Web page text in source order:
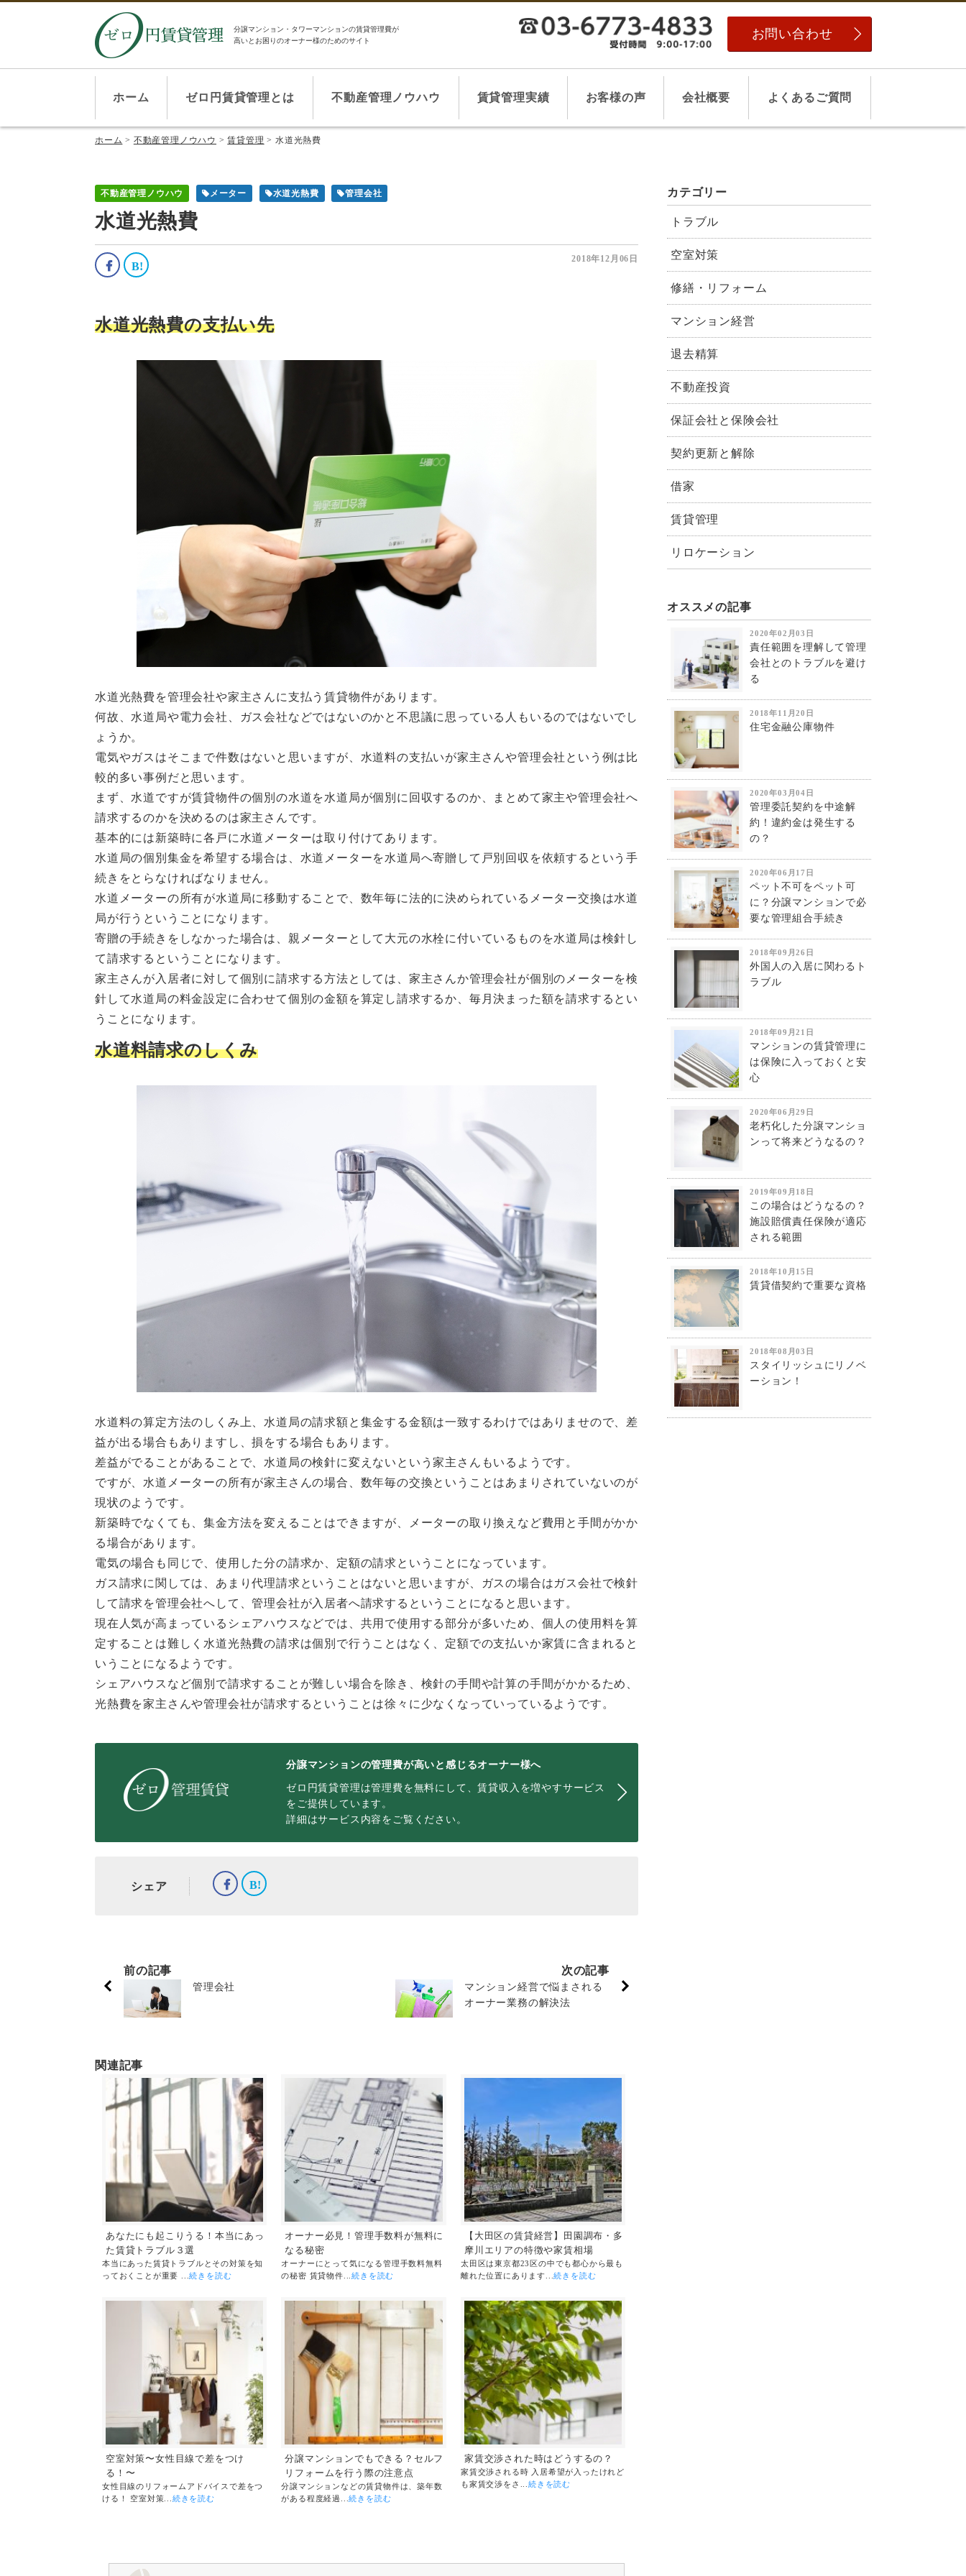
分譲マンション・タワーマンションの賃貸管理費が
高いとお困りのオーナー様のためのサイト
お問い合わせ
ホーム ゼロ円賃貸管理とは 不動産管理ノウハウ 賃貸管理実績 お客様の声 会社概要 よくあるご質問
ホーム > 不動産管理ノウハウ >賃貸管理 >水道光熱費
不動産管理ノウハウ メーター 水道光熱費 管理会社
水道光熱費
2018年12月06日
水道光熱費の支払い先
水道光熱費を管理会社や家主さんに支払う賃貸物件があります。
何故、水道局や電力会社、ガス会社などではないのかと不思議に思っている人もいるのではないでし
ょうか。
電気やガスはそこまで件数はないと思いますが、水道料の支払いが家主さんや管理会社という例は比
較的多い事例だと思います。
まず、水道ですが賃貸物件の個別の水道を水道局が個別に回収するのか、まとめて家主や管理会社へ
請求するのかを決めるのは家主さんです。
基本的には新築時に各戸に水道メーターは取り付けてあります。
水道局の個別集金を希望する場合は、水道メーターを水道局へ寄贈して戸別回収を依頼するという手
続きをとらなければなりません。
水道メーターの所有が水道局に移動することで、数年毎に法的に決められているメーター交換は水道
局が行うということになります。
寄贈の手続きをしなかった場合は、親メーターとして大元の水栓に付いているものを水道局は検針し
て請求するということになります。
家主さんが入居者に対して個別に請求する方法としては、家主さんか管理会社が個別のメーターを検
針して水道局の料金設定に合わせて個別の金額を算定し請求するか、毎月決まった額を請求するとい
うことになります。
水道料請求のしくみ
水道料の算定方法のしくみ上、水道局の請求額と集金する金額は一致するわけではありませので、差
益が出る場合もありますし、損をする場合もあります。
差益がでることがあることで、水道局の検針に変えないという家主さんもいるようです。
ですが、水道メーターの所有が家主さんの場合、数年毎の交換ということはあまりされていないのが
現状のようです。
新築時でなくても、集金方法を変えることはできますが、メーターの取り換えなど費用と手間がかか
る場合があります。
電気の場合も同じで、使用した分の請求か、定額の請求ということになっています。
ガス請求に関しては、あまり代理請求ということはないと思いますが、ガスの場合はガス会社で検針
して請求を管理会社へして、管理会社が入居者へ請求するということになると思います。
現在人気が高まっているシェアハウスなどでは、共用で使用する部分が多いため、個人の使用料を算
定することは難しく水道光熱費の請求は個別で行うことはなく、定額での支払いか家賃に含まれると
いうことになるようです。
シェアハウスなど個別で請求することが難しい場合を除き、検針の手間や計算の手間がかかるため、
光熱費を家主さんや管理会社が請求するということは徐々に少なくなっていっているようです。
分譲マンションの管理費が高いと感じるオーナー様へ
ゼロ円賃貸管理は管理費を無料にして、賃貸収入を増やすサービス
をご提供しています。
詳細はサービス内容をご覧ください。
シェア
前の記事
管理会社
次の記事
マンション経営で悩まされる
オーナー業務の解決法
関連記事
あなたにも起こりうる！本当にあっ
た賃貸トラブル３選
本当にあった賃貸トラブルとその対策を知
っておくことが重要 ...続きを読む
オーナー必見！管理手数料が無料に
なる秘密
オーナーにとって気になる管理手数料無料
の秘密 賃貸物件...続きを読む
【大田区の賃貸経営】田園調布・多
摩川エリアの特徴や家賃相場
太田区は東京都23区の中でも都心から最も
離れた位置にあります...続きを読む
空室対策〜女性目線で差をつけ
る！〜
女性目線のリフォームアドバイスで差をつ
ける！ 空室対策... 続きを読む
分譲マンションでもできる？セルフ
リフォームを行う際の注意点
分譲マンションなどの賃貸物件は、築年数
がある程度経過...続きを読む
家賃交渉された時はどうするの？
家賃交渉される時 入居希望が入ったけれど
も家賃交渉をさ... 続きを読む
カテゴリー
トラブル
空室対策
修繕・リフォーム
マンション経営
退去精算
不動産投資
保証会社と保険会社
契約更新と解除
借家
賃貸管理
リロケーション
オススメの記事
2020年02月03日
責任範囲を理解して管理
会社とのトラブルを避け
る
2018年11月20日
住宅金融公庫物件
2020年03月04日
管理委託契約を中途解
約！違約金は発生する
の？
2020年06月17日
ペット不可をペット可
に？分譲マンションで必
要な管理組合手続き
2018年09月26日
外国人の入居に関わるト
ラブル
2018年09月21日
マンションの賃貸管理に
は保険に入っておくと安
心
2020年06月29日
老朽化した分譲マンショ
ンって将来どうなるの？
2019年09月18日
この場合はどうなるの？
施設賠償責任保険が適応
される範囲
2018年10月15日
賃貸借契約で重要な資格
2018年08月03日
スタイリッシュにリノベ
ーション！